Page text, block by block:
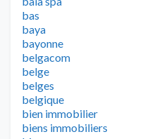
bas
baya
bayonne
belgacom
belge
belges
belgique
bien immobilier
biens immobiliers